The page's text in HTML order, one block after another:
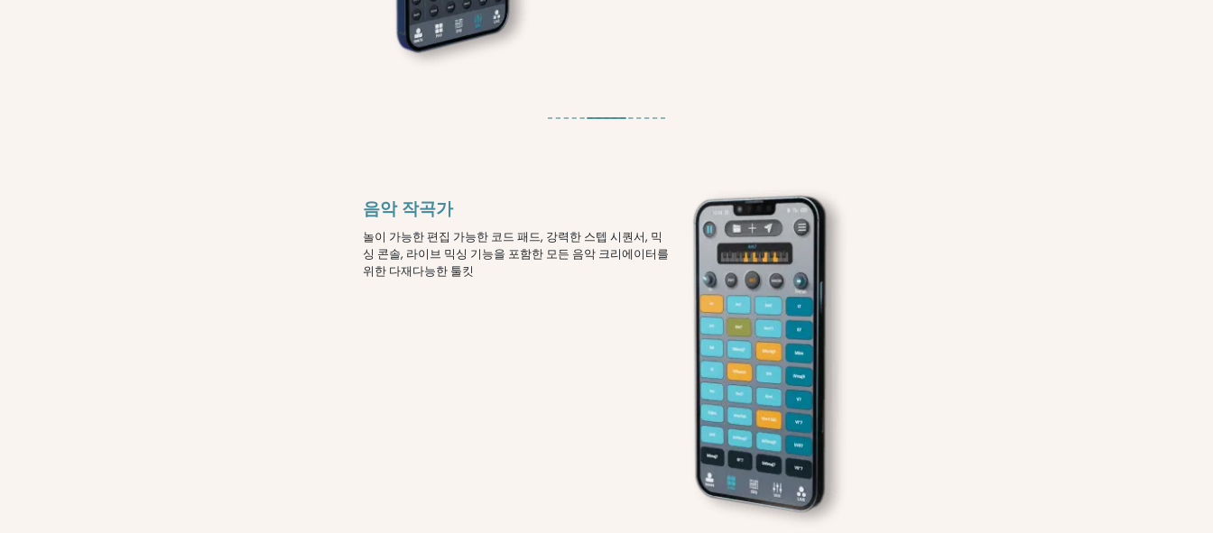
음악 작곡가
놀이 가능한 편집 가능한 코드 패드, 강력한 스텝 시퀀서, 믹
싱 콘솔, 라이브 믹싱 기능을 포함한 모든 음악 크리에이터를
위한 다재다능한 툴킷